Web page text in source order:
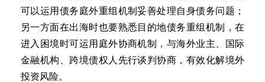
可以运用债务庭外重组机制妥善处理自身债务问题；
另一方面在出海时也要熟悉目的地债务重组机制，在
进入困境时可运用庭外协商机制，与海外业主、国际
金融机构、跨境债权人先行谈判协商，有效化解境外
投资风险。